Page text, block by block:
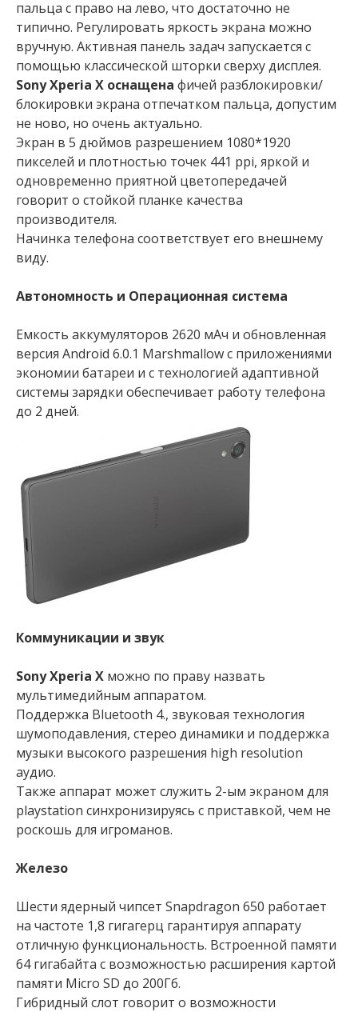
пальца с право на лево, что достаточно не
типично. Регулировать яркость экрана можно
вручную. Активная панель задач запускается с
помощью классической шторки сверху дисплея.
Sony Xperia X оснащена фичей разблокировки/
блокировки экрана отпечатком пальца, допустим
не ново, но очень актуально.
Экран в 5 дюймов разрешением 1080*1920
пикселей и плотностью точек 441 ppi, яркой и
одновременно приятной цветопередачей
говорит о стойкой планке качества
производителя.
Начинка телефона соответствует его внешнему
виду.
Автономность и Операционная система
Емкость аккумуляторов 2620 мАч и обновленная
версия Android 6.0.1 Marshmallow с приложениями
экономии батареи и с технологией адаптивной
системы зарядки обеспечивает работу телефона
до 2 дней.
Коммуникации и звук
Sony Xperia X можно по праву назвать
мультимедийным аппаратом.
Поддержка Bluetooth 4., звуковая технология
шумоподавления, стерео динамики и поддержка
музыки высокого разрешения high resolution
аудио.
Также аппарат может служить 2-ым экраном для
playstation синхронизируясь с приставкой, чем не
роскошь для игроманов.
Железо
Шести ядерный чипсет Snapdragon 650 работает
на частоте 1,8 гигагерц гарантируя аппарату
отличную функциональность. Встроенной памяти
64 гигабайта с возможностью расширения картой
памяти Micro SD до 200Гб.
Гибридный слот говорит о возможности